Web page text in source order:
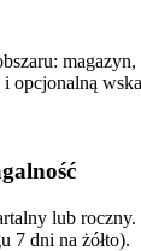
lub
7 dni na żółto).